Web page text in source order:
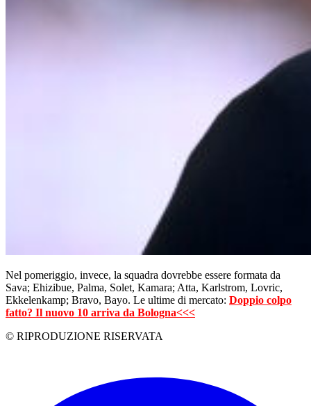
Nel pomeriggio, invece, la squadra dovrebbe essere formata da
Sava; Ehizibue, Palma, Solet, Kamara; Atta, Karlstrom, Lovric,
Ekkelenkamp; Bravo, Bayo. Le ultime di mercato: Doppio colpo
fatto? Il nuovo 10 arriva da Bologna<<<
© RIPRODUZIONE RISERVATA